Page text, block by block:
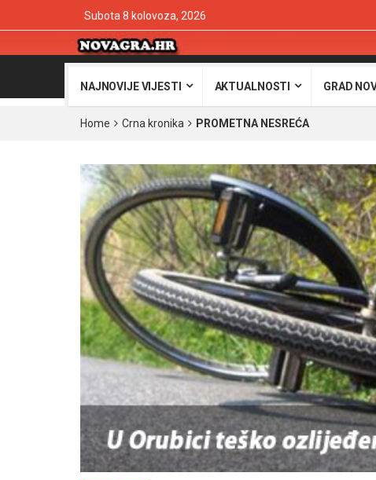
Subota 8 kolovoza, 2026
NAJNOVIJE VIJESTI AKTUALNOSTI GRAD
Home Crna kronika PROMETNA NESREĆA